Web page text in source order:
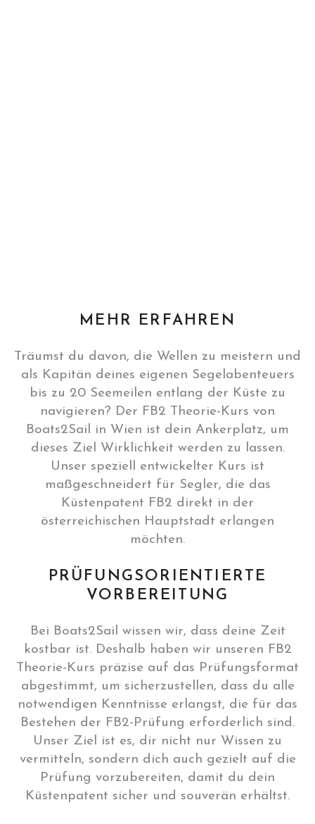
MEHR ERFAHREN
Träumst du davon, die Wellen zu meistern und
als Kapitän deines eigenen Segelabenteuers
bis zu 20 Seemeilen entlang der Küste zu
navigieren? Der FB2 Theorie-Kurs von
Boats2Sail in Wien ist dein Ankerplatz, um
dieses Ziel Wirklichkeit werden zu lassen.
Unser speziell entwickelter Kurs ist
maßgeschneidert für Segler, die das
Küstenpatent FB2 direkt in der
österreichischen Hauptstadt erlangen
möchten.
PRÜFUNGSORIENTIERTE
VORBEREITUNG
Bei Boats2Sail wissen wir, dass deine Zeit
kostbar ist. Deshalb haben wir unseren FB2
Theorie-Kurs präzise auf das Prüfungsformat
abgestimmt, um sicherzustellen, dass du alle
notwendigen Kenntnisse erlangst, die für das
Bestehen der FB2-Prüfung erforderlich sind.
Unser Ziel ist es, dir nicht nur Wissen zu
vermitteln, sondern dich auch gezielt auf die
Prüfung vorzubereiten, damit du dein
Küstenpatent sicher und souverän erhältst.